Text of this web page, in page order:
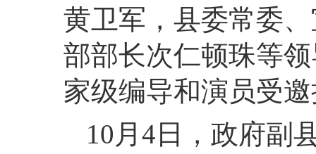
黄卫军，县委常委
部部长次仁顿珠等
家级编导和演员受
10月4日，政府副